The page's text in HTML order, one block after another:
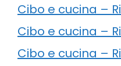
Cibo e cucina –
Cibo e cucina –
Cibo e cucina –